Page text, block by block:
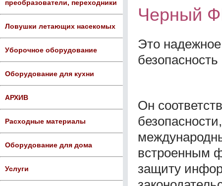
преобразователи, переходники
Ловушки летающих насекомых
Уборочное оборудование
Оборудование для кухни
АРХИВ
Расходные материалы
Оборудование для дома
Услуги
Черный
Это
Он
встроенным
защиту